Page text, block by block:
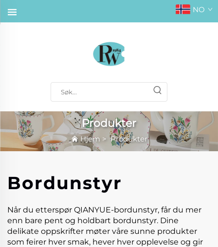
NO
Produkter
Hjem >Produkter
Bordunstyr
Når du etterspør QIANYUE-bordunstyr, får du mer
enn bare pent og holdbart bordunstyr. Dine
delikate oppskrifter møter våre sunne produkter
som feirer hver smak, hever hver opplevelse og gir